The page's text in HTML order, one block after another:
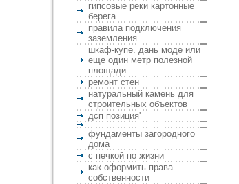
гипсовые реки картонные
берега
правила подключения
заземления
шкаф-купе. дань моде или
еще один метр полезной
площади
ремонт стен
натуральный камень для
строительных объектов
дсп позиция'
фундаменты загородного
дома
с печкой по жизни
как оформить права
собственности